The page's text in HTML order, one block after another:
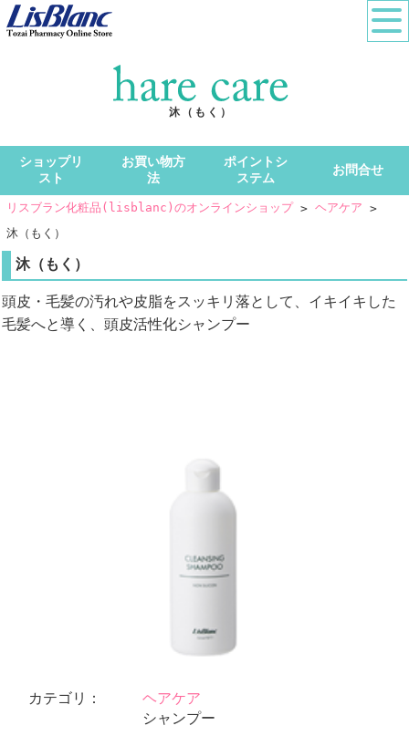
沐（もく）
ショップリ
スト
お買い物方
法
ポイントシ
ステム
お問合せ
リスブラン化粧品(lisblanc)のオンラインショップ
ヘアケア
沐（もく）
沐（もく）
頭皮・毛髪の汚れや皮脂をスッキリ落として、イキイキした
毛髪へと導く、頭皮活性化シャンプー
カテゴリ：
ヘアケア
シャンプー